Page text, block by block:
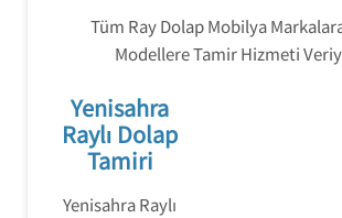
Tüm Ray Dolap Mobilya
Modellere Tamir Hizmeti
Yenisahra
Raylı Dolap
Tamiri
Yenisahra Raylı